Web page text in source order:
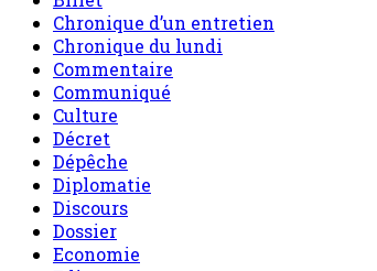
Chronique d’un entretien
Chronique du lundi
Commentaire
Communiqué
Culture
Décret
Dépêche
Diplomatie
Discours
Dossier
Economie